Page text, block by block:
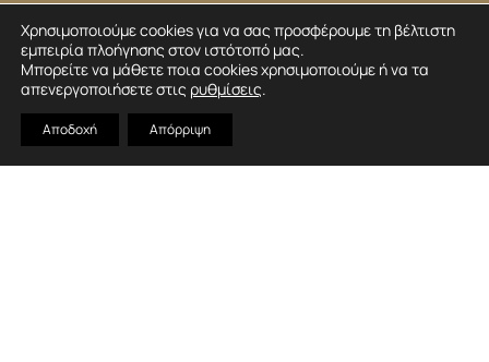
Λ. ΕΛΕΥΘΕΡΙΟΥ ΒΕΝΙΖΕΛΟΥ 114,
ΗΛΙΟΥΠΟΛΗ, 16345, ΑΘΗΝΑ
INFO@ANASTASSIADIS.COM
Χρησιμοποιούμε cookies για να σας προσφέρουμε τη βέλτιστη
εμπειρία πλοήγησης στον ιστότοπό μας.
Μπορείτε να μάθετε ποια cookies χρησιμοποιούμε ή να τα
απενεργοποιήσετε στις ρυθμίσεις.
Αποδοχή Απόρριψη